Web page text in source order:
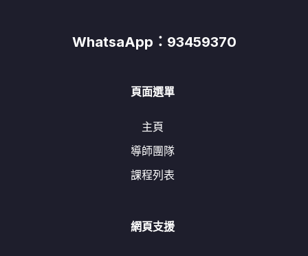
WhatsaApp：93459370
頁面選單
主頁
導師團隊
課程列表
網頁支援